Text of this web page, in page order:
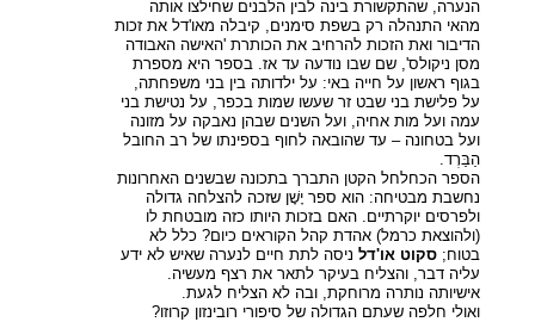
הנערה, שהתקשורת בינה לבין הלבנים שחילצו אותה
מהאי התנהלה רק בשפת סימנים, קיבלה מאו'דל את זכות
הדיבור ואת הזכות להרחיב את הכותרת 'האישה האבודה
מסן ניקולס', שם שבו נודעה עד אז. בספר היא מספרת
בגוף ראשון על חייה באי: על ילדותה בין בני משפחתה,
על פלישת בני שבט זר שעשו שמות בכפר, על נטישת בני
עמה ועל מות אחיה, ועל השנים שבהן נאבקה על מזונה
ועל בטחונה – עד שהובאה לחוף בספינתו של רב החובל
הַבַּרְד.
הספר הכחלחל הקטן התברך בתכונה שבשנים האחרונות
נחשבת מבטיחה: הוא ספר יָשָׁן שזכה להצלחה גדולה
ולפרסים יוקרתיים. האם בזכות היותו כזה מובטחת לו
(ולהוצאת כרמל) אהדת קהל הקוראים כיום? כלל לא
בטוח;סקוט או'דל ניסה לתת חיים לנערה שאיש לא ידע
עליה דבר, והצליח בעיקר לתאר את רצף מעשיה.
אישיותה נותרה מרוחקת, ובה לא הצליח לגעת.
ואולי חלפה שעתם הגדולה של סיפורי רובינזון קרוזו?